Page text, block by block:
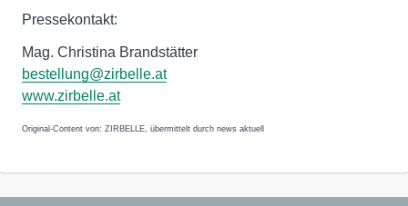
Pressekontakt:
Mag. Christina Brandstätter
bestellung@zirbelle.at
www.zirbelle.at
Original-Content von: ZIRBELLE, übermittelt durch news aktuell